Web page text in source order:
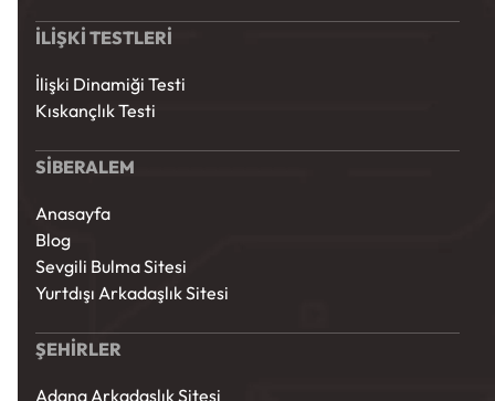
İLİŞKİ TESTLERİ
İlişki Dinamiği Testi
Kıskançlık Testi
SİBERALEM
Anasayfa
Blog
Sevgili Bulma Sitesi
Yurtdışı Arkadaşlık Sitesi
ŞEHİRLER
Adana Arkadaşlık Sitesi